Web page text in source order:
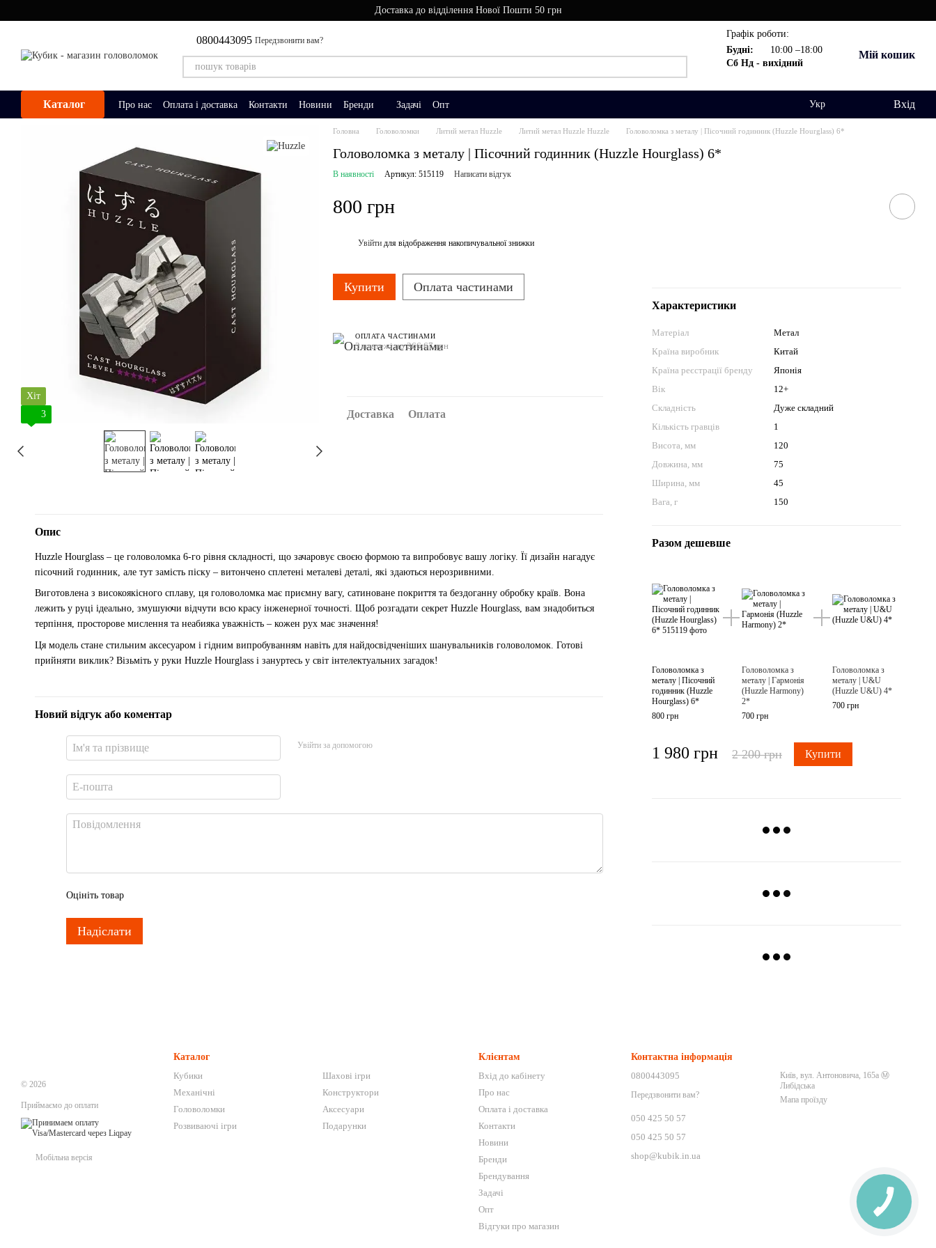
Доставка до відділення Нової Пошти 50 грн
0800443095 Передзвонити вам?
Графік роботи:
Будні:
10:00 –18:00
Сб Нд - вихідний
Мій кошик
Каталог Про нас Оплата і доставка Контакти Новини Бренди Задачі Опт Укр Вхід
Хіт
3
Головна Головоломки Литий метал Huzzle Литий метал Huzzle Huzzle Головоломка з металу | Пісочний годинник (Huzzle Hourglass) 6*
Головоломка з металу | Пісочний годинник (Huzzle Hourglass) 6*
В наявності Артикул: 515119 Написати відгук
800 грн
Увійти для відображення накопичувальної знижки
Купити Оплата частинами
ОПЛАТА ЧАСТИНАМИ
3 платежі по 266.67 грн
Доставка Оплата
Характеристики
Матеріал
Метал
Країна виробник
Китай
Країна реєстрації бренду
Японія
Вік
12+
Складність
Дуже складний
Кількість гравців
1
Висота, мм
120
Довжина, мм
75
Ширина, мм
45
Вага, г
150
Разом дешевше
Головоломка з
металу | Пісочний
годинник (Huzzle
Hourglass) 6*
800 грн
Головоломка з
металу | Гармонія
(Huzzle Harmony)
2*
700 грн
Головоломка з
металу | U&U
(Huzzle U&U) 4*
700 грн
1 980 грн 2 200 грн Купити
Опис
Huzzle Hourglass – це головоломка 6-го рівня складності, що зачаровує своєю формою та випробовує вашу логіку. Її дизайн нагадує
пісочний годинник, але тут замість піску – витончено сплетені металеві деталі, які здаються нерозривними.
Виготовлена з високоякісного сплаву, ця головоломка має приємну вагу, сатиноване покриття та бездоганну обробку країв. Вона
лежить у руці ідеально, змушуючи відчути всю красу інженерної точності. Щоб розгадати секрет Huzzle Hourglass, вам знадобиться
терпіння, просторове мислення та неабияка уважність – кожен рух має значення!
Ця модель стане стильним аксесуаром і гідним випробуванням навіть для найдосвідченіших шанувальників головоломок. Готові
прийняти виклик? Візьміть у руки Huzzle Hourglass і зануртесь у світ інтелектуальних загадок!
Новий відгук або коментар
Увійти за допомогою
Оцініть товар
Надіслати
© 2026
Приймаємо до оплати
Мобільна версія
Каталог
Кубики
Механічні
Головоломки
Розвиваючі ігри
Шахові ігри
Конструктори
Аксесуари
Подарунки
Клієнтам
Вхід до кабінету
Про нас
Оплата і доставка
Контакти
Новини
Бренди
Брендування
Задачі
Опт
Відгуки про магазин
Контактна інформація
0800443095
Передзвонити вам?
050 425 50 57
050 425 50 57
shop@kubik.in.ua
Київ, вул. Антоновича, 165а Ⓜ️
Либідська
Мапа проїзду